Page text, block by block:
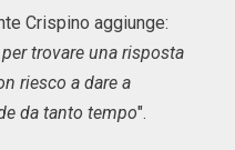
Crispino aggiunge:
trovare una risposta
riesco a dare a
da tanto tempo".